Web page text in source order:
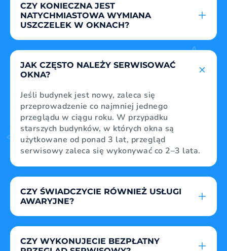
CZY KONIECZNA JEST
NATYCHMIASTOWA WYMIANA
USZCZELEK W OKNACH?
W zależności od tego, jak stara jest uszczelka
Pozwoli to na stwierdzenie, czy uszczelka jest
pęknięta lub w inny sposób uszkodzona.
JAK CZĘSTO NALEŻY SERWISOWAĆ
OKNA?
Jeśli budynek jest nowy, zaleca się
przeprowadzenie co najmniej jednego
przeglądu w ciągu roku. W przypadku
starszych budynków, w których okna są
użytkowane od ponad 3 lat, przegląd
serwisowy zaleca się wykonywać co 2–3 lata.
CZY ŚWIADCZYCIE RÓWNIEŻ USŁUGI
AWARYJNE?
PRZYKŁAD: Nie można otworzyć drzwi
CZY WYKONUJECIE BEZPŁATNY